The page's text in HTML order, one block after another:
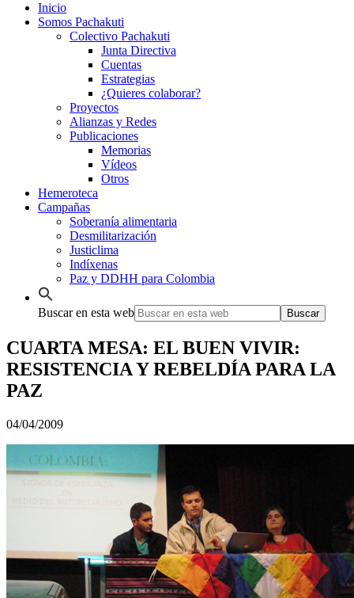
Inicio
Somos Pachakuti
Colectivo Pachakuti
Junta Directiva
Cuentas
Estrategias
¿Quieres colaborar?
Proyectos
Alianzas y Redes
Publicaciones
Memorias
Vídeos
Otros
Hemeroteca
Campañas
Soberanía alimentaria
Desmilitarización
Justiclima
Indíxenas
Paz y DDHH para Colombia
Buscar en esta web
CUARTA MESA: EL BUEN VIVIR:
RESISTENCIA Y REBELDÍA PARA LA
PAZ
04/04/2009